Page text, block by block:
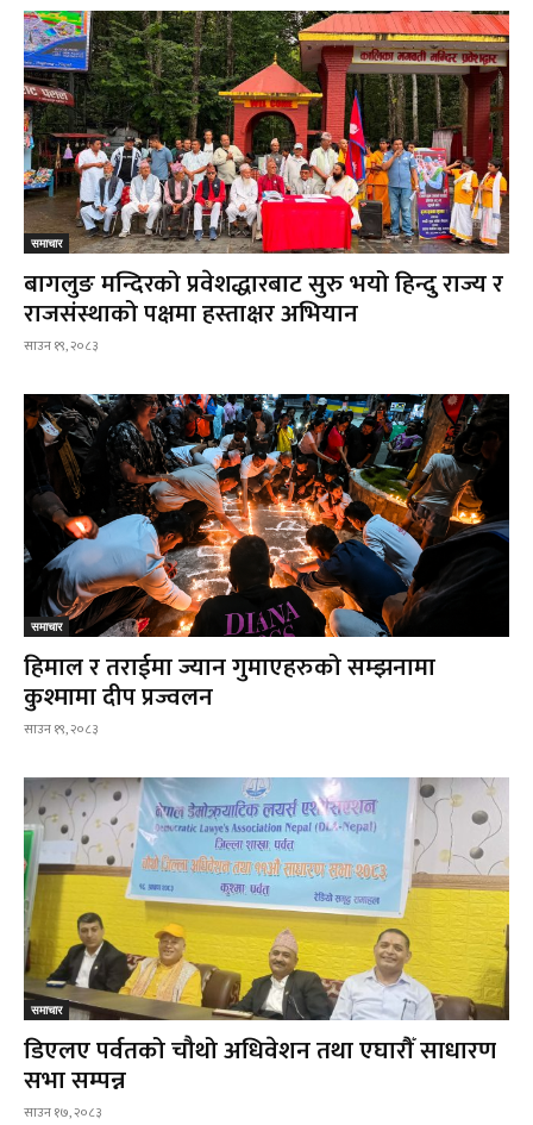
समाचार
बागलुङ मन्दिरको प्रवेशद्धारबाट सुरु भयो हिन्दु राज्य र
राजसंस्थाको पक्षमा हस्ताक्षर अभियान
साउन १९, २०८३
समाचार
हिमाल र तराईमा ज्यान गुमाएहरुको सम्झनामा
कुश्मामा दीप प्रज्वलन
साउन १९, २०८३
समाचार
डिएलए पर्वतको चौथो अधिवेशन तथा एघारौँ साधारण
सभा सम्पन्न
साउन १७, २०८३